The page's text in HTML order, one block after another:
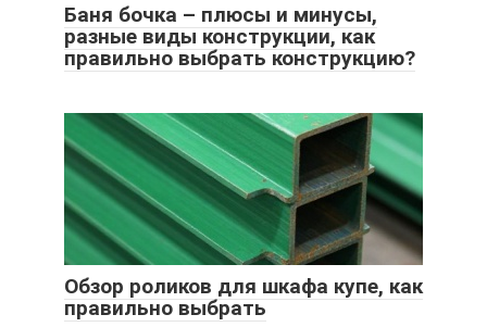
Баня бочка – плюсы и минусы,
разные виды конструкции, как
правильно выбрать конструкцию?
Обзор роликов для шкафа купе, как
правильно выбрать